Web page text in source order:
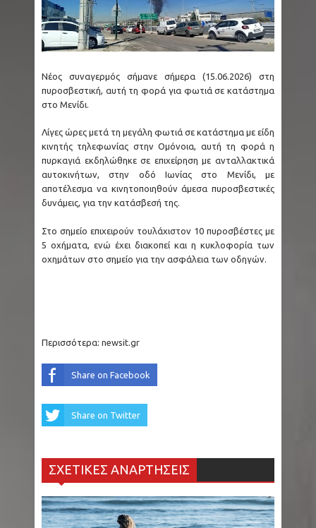
Νέος συναγερμός σήμανε σήμερα (15.06.2026) στη
πυροσβεστική, αυτή τη φορά για φωτιά σε κατάστημα
στο Μενίδι.
Λίγες ώρες μετά τη μεγάλη φωτιά σε κατάστημα με είδη
κινητής τηλεφωνίας στην Ομόνοια, αυτή τη φορά η
πυρκαγιά εκδηλώθηκε σε επιχείρηση με ανταλλακτικά
αυτοκινήτων, στην οδό Ιωνίας στο Μενίδι, με
αποτέλεσμα να κινητοποιηθούν άμεσα πυροσβεστικές
δυνάμεις, για την κατάσβεσή της.
Στο σημείο επιχειρούν τουλάχιστον 10 πυροσβέστες με
5 οχήματα, ενώ έχει διακοπεί και η κυκλοφορία των
οχημάτων στο σημείο για την ασφάλεια των οδηγών.
Περισσότερα: newsit.gr
Share on Facebook
Share on Twitter
ΣΧΕΤΙΚΕΣ ΑΝΑΡΤΗΣΕΙΣ